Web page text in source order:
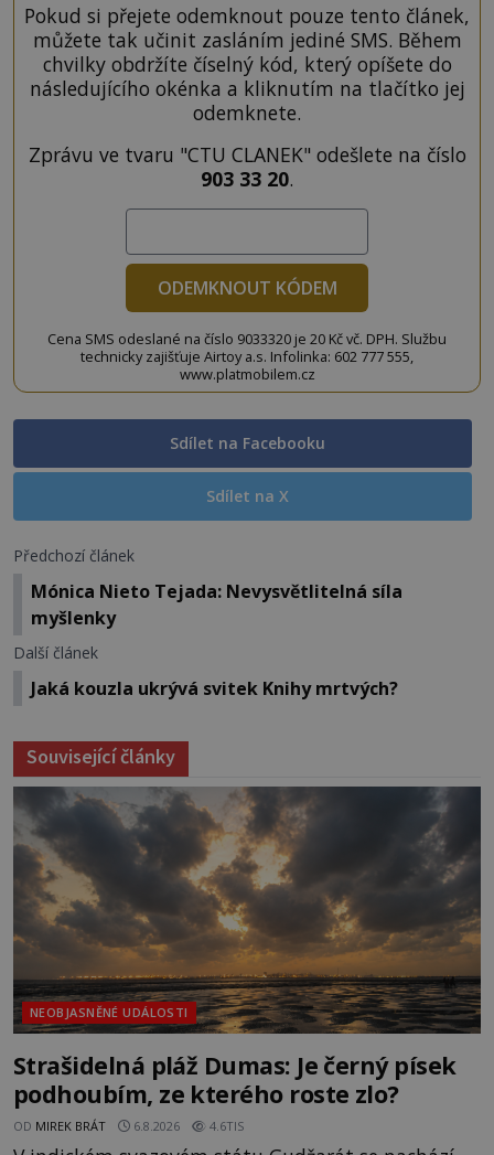
Pokud si přejete odemknout pouze tento článek,
můžete tak učinit zasláním jediné SMS. Během
chvilky obdržíte číselný kód, který opíšete do
následujícího okénka a kliknutím na tlačítko jej
odemknete.
Zprávu ve tvaru "CTU CLANEK" odešlete na číslo
903 33 20.
ODEMKNOUT KÓDEM
Cena SMS odeslané na číslo 9033320 je 20 Kč vč. DPH. Službu
technicky zajišťuje Airtoy a.s. Infolinka: 602 777 555,
www.platmobilem.cz
Sdílet na Facebooku
Sdílet na X
Předchozí článek
Mónica Nieto Tejada: Nevysvětlitelná síla
myšlenky
Další článek
Jaká kouzla ukrývá svitek Knihy mrtvých?
Související články
NEOBJASNĚNÉ UDÁLOSTI
Strašidelná pláž Dumas: Je černý písek
podhoubím, ze kterého roste zlo?
OD MIREK BRÁT 6.8.2026 4.6TIS